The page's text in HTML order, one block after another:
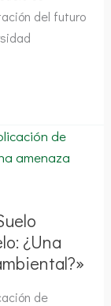
del futuro
¿Una
de